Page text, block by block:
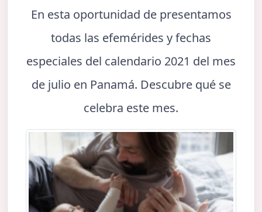
En esta oportunidad de presentamos
todas las efemérides y fechas
especiales del calendario 2021 del mes
de julio en Panamá. Descubre qué se
celebra este mes.